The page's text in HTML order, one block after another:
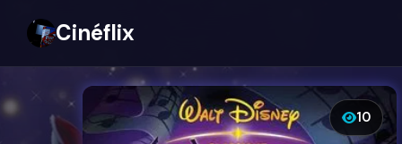
Cinéflix
10